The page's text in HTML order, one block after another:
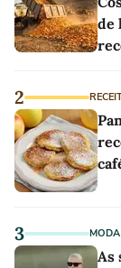
de
2
3 MODA
As